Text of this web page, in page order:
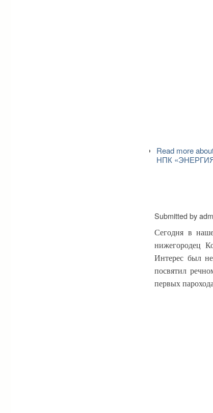
Read more
НПК
Submitted by
Сегодня в
нижегородец
Интерес был
посвятил
первых